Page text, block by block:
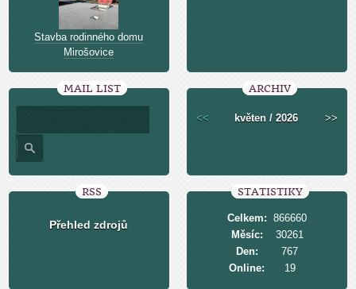
Stavba rodinného domu
Mirošovice
MAIL LIST ARCHIV
<< květen / 2026 >>
RSS
Přehled zdrojů
STATISTIKY
Online: 19
Celkem: 866660
Měsíc:
30261
Den:
767